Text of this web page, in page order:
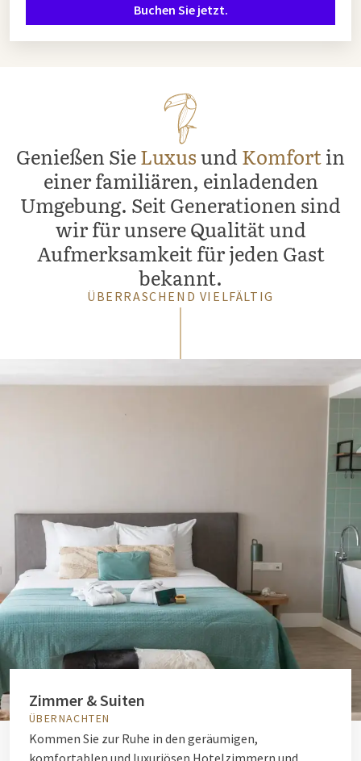
Buchen Sie jetzt.
Genießen SieLuxusund Komfortin
einer familiären, einladenden
Umgebung. Seit Generationen sind
wir für unsere Qualität und
Aufmerksamkeit für jeden Gast
bekannt.
ÜBERRASCHEND VIELFÄLTIG
Zimmer & Suiten
ÜBERNACHTEN
Kommen Sie zur Ruhe in den geräumigen,
komfortablen und luxuriösen Hotelzimmern und